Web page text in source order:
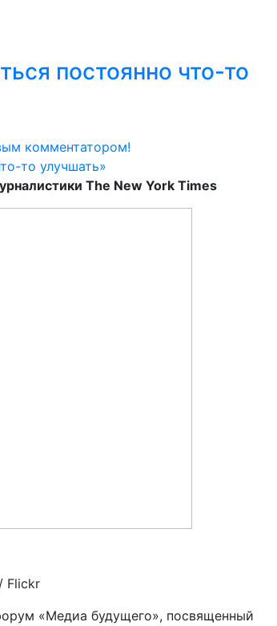
постоянно что-то
комментатором!
The New York Times
Flickr
«Медиа будущего», посвященный